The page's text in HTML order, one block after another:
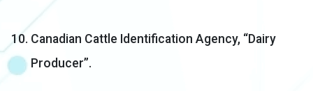
Canadian Cattle Identification Agency, “Dairy
Producer”.